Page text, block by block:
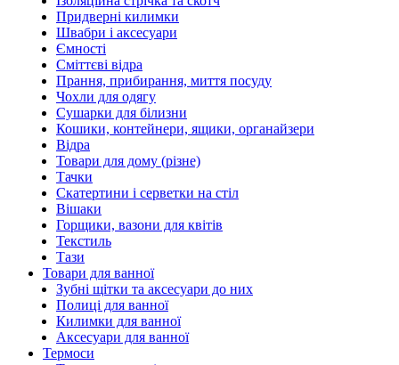
Придверні килимки
Швабри і аксесуари
Ємності
Сміттєві відра
Прання, прибирання, миття посуду
Чохли для одягу
Сушарки для білизни
Кошики, контейнери, ящики, органайзери
Відра
Товари для дому (різне)
Тачки
Скатертини і серветки на стіл
Вішаки
Горщики, вазони для квітів
Текстиль
Тази
Товари для ванної
Зубні щітки та аксесуари до них
Полиці для ванної
Килимки для ванної
Аксесуари для ванної
Термоси